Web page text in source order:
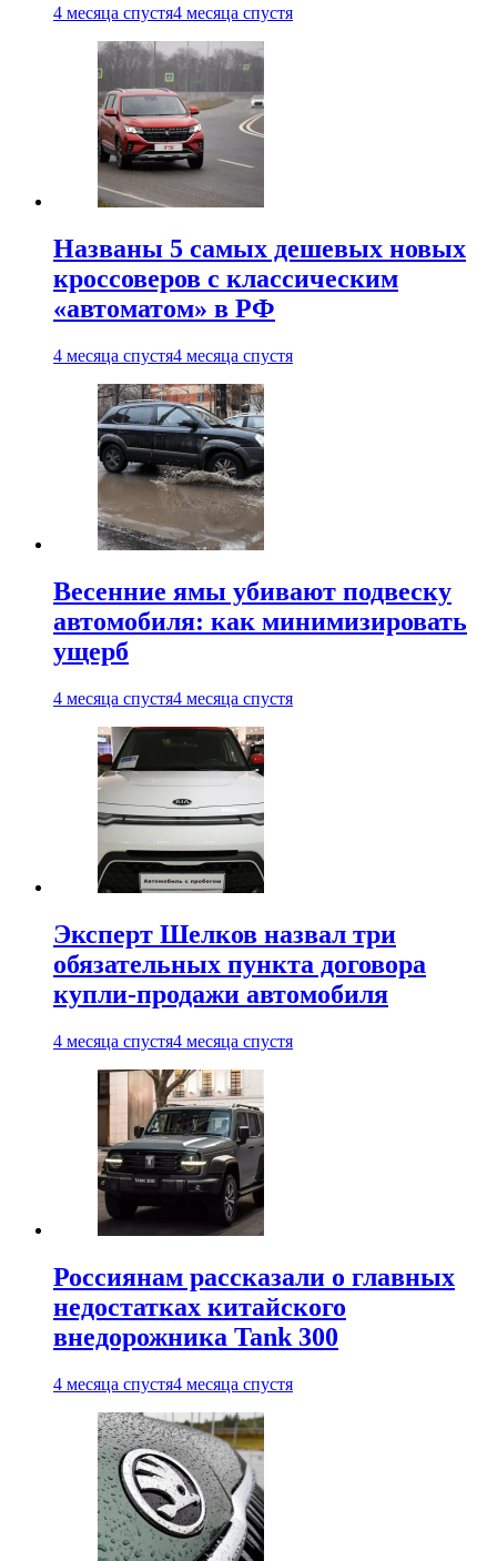
4 месяца спустя4 месяца спустя
Названы 5 самых дешевых новых
кроссоверов с классическим
«автоматом» в РФ
4 месяца спустя4 месяца спустя
Весенние ямы убивают подвеску
автомобиля: как минимизировать
ущерб
4 месяца спустя4 месяца спустя
Эксперт Шелков назвал три
обязательных пункта договора
купли-продажи автомобиля
4 месяца спустя4 месяца спустя
Россиянам рассказали о главных
недостатках китайского
внедорожника Tank 300
4 месяца спустя4 месяца спустя